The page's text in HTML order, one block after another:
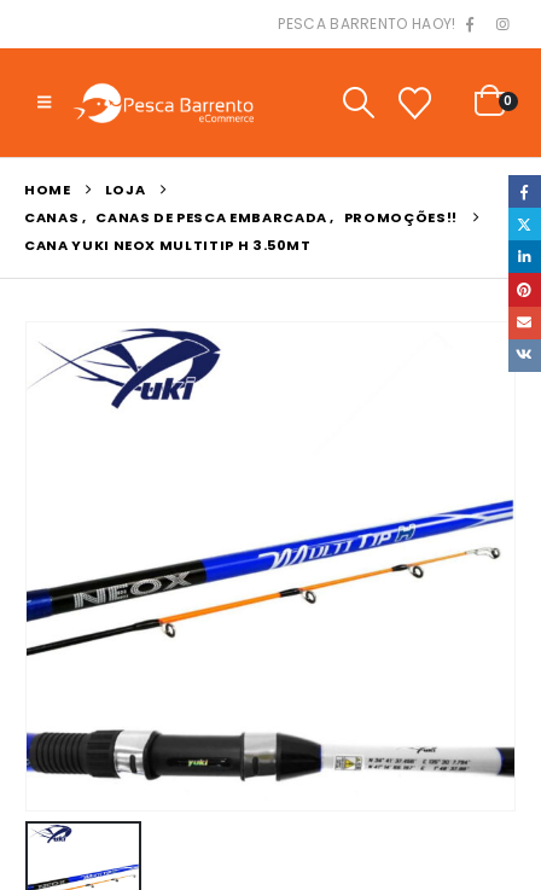
PESCA BARRENTO HAOY!
0
HOME
LOJA
CANAS , CANAS DE PESCA EMBARCADA ,
PROMOÇÕES!!
CANA YUKI NEOX MULTITIP H 3.50MT